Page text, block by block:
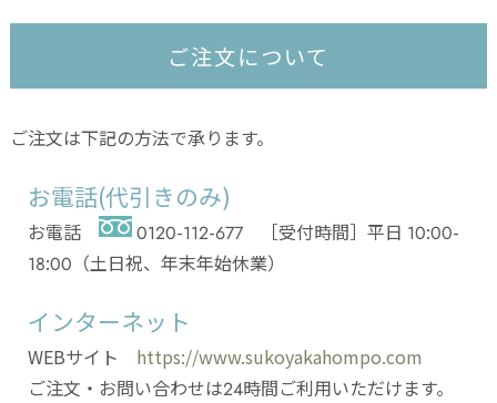
ご注文について
ご注文は下記の方法で承ります。
お電話(代引きのみ)
お電話
0120-112-677 ［受付時間］平日 10:00-
18:00（土日祝、年末年始休業）
インターネット
WEBサイト https://www.sukoyakahompo.com
ご注文・お問い合わせは24時間ご利用いただけます。